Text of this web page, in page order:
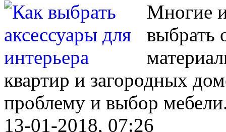
Многие
выбрать
квартир и загородных
проблему и выбор
13-01-2018, 07:26